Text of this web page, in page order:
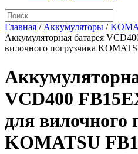
Главная / Аккумуляторы /
Аккумуляторная батарея
вилочного погрузчика
VCD400
для вилочного
KOMATSU